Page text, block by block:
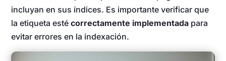
incluyan en sus índices. Es importante verificar que
la etiqueta estécorrectamente implementada para
evitar errores en la indexación.